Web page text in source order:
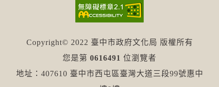
Copyright© 2022 臺中市政府文化局 版權所有
您是第 0616491 位瀏覽者
地址：407610 臺中市西屯區臺灣大道三段99號惠中